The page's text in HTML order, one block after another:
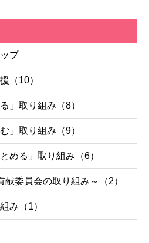
プ
（10）
」取り組み （8）
」取り組み （9）
める」取り組み （6）
献委員会の取り組み～ （2）
み （1）